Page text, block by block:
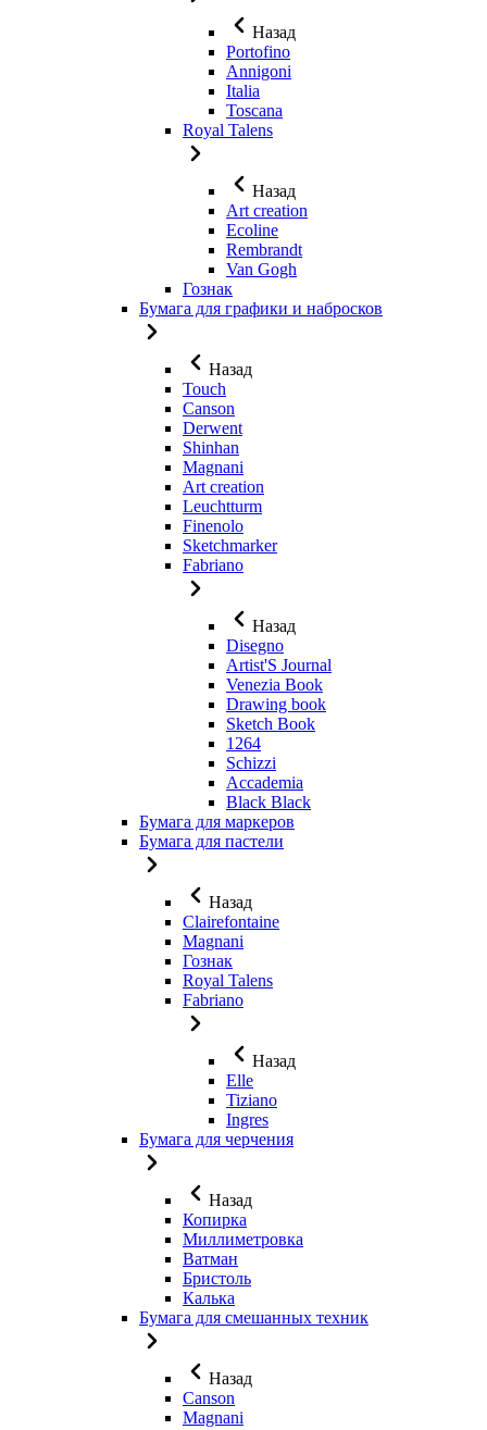
Назад
Portofino
Annigoni
Italia
Toscana
Royal Talens
Назад
Art creation
Ecoline
Rembrandt
Van Gogh
Гознак
Бумага для графики и набросков
Назад
Touch
Canson
Derwent
Shinhan
Magnani
Art creation
Leuchtturm
Finenolo
Sketchmarker
Fabriano
Назад
Disegno
Artist'S Journal
Venezia Book
Drawing book
Sketch Book
1264
Schizzi
Accademia
Black Black
Бумага для маркеров
Бумага для пастели
Назад
Clairefontaine
Magnani
Гознак
Royal Talens
Fabriano
Назад
Elle
Tiziano
Ingres
Бумага для черчения
Назад
Копирка
Миллиметровка
Ватман
Бристоль
Калька
Бумага для смешанных техник
Назад
Canson
Magnani